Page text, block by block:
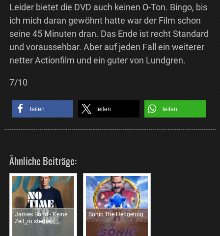
Leider bietet die DVD auch keinen O-Ton. Bingo, bis
ich mich daran gewöhnt hatte war der Film schon
seine 45 Minuten dran. Das Ende ist recht Standard
und voraussehbar. Aber auf jeden Fall ein weiterer
netter Actionfilm und ein guter von Lundgren.
7/10
teilen teilen teilen
Ähnliche Beiträge:
James Bond - Keine
Zeit zu sterben
Sonic The Hedgehog